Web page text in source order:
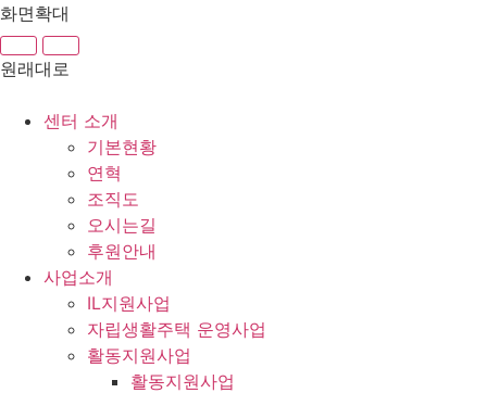
콘
텐
츠
화면확대
원래대로
센터 소개
기본현황
연혁
조직도
오시는길
후원안내
사업소개
IL지원사업
자립생활주택 운영사업
활동지원사업
활동지원사업